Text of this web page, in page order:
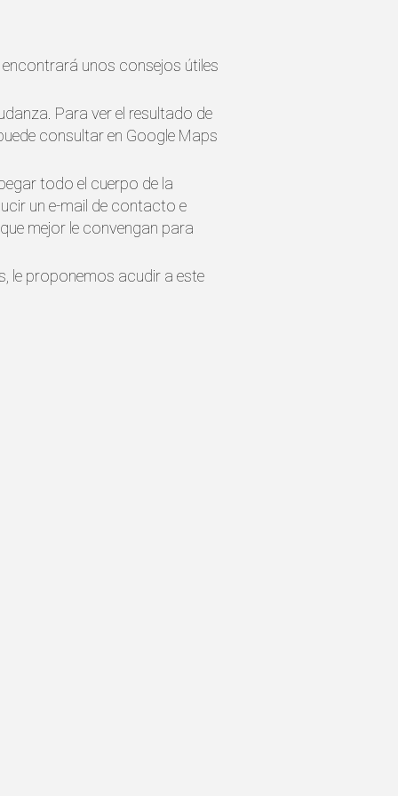
unos consejos útiles
Para ver el resultado de
consultar en Google Maps
todo el cuerpo de la
un e-mail de contacto e
mejor le convengan para
le proponemos acudir a este